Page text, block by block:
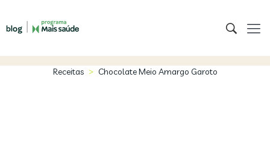
Receitas > Chocolate Meio Amargo Garoto